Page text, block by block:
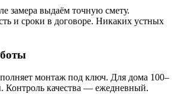
замера выдаём точную смету.
и сроки в договоре. Никаких устных
монтаж под ключ. Для дома 100–
Контроль качества — ежедневный.